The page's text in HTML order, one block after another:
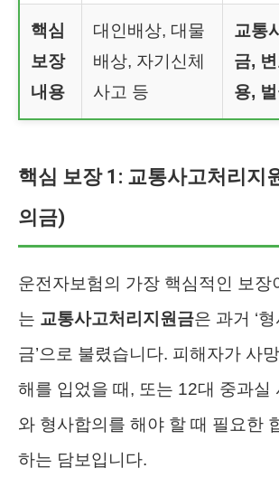
핵심
보장
내용
대인배상, 대물
배상, 자기신체
사고 등
교통
금,
용,
핵심 보장 1: 교통사고처리지
의금)
운전자보험의 가장 핵심적인 보장
는 교통사고처리지원금은 과거 ‘
금’으로 불렸습니다. 피해자가 사
해를 입었을 때, 또는 12대 중과실
와 형사합의를 해야 할 때 필요한
하는 담보입니다.